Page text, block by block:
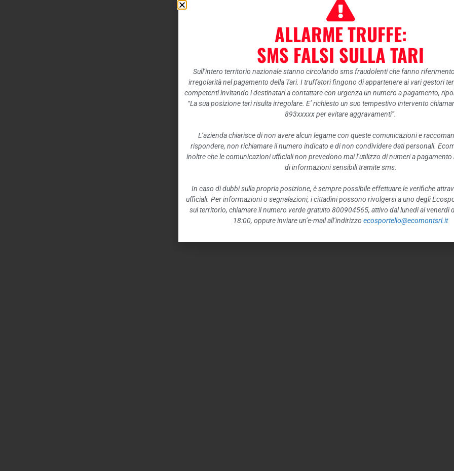
ALLARME TRUFFE:
SMS FALSI SULLA TARI
Sull’intero territorio nazionale stanno circolando sms fraudolenti che fanno
irregolarità nel pagamento della Tari. I truffatori fingono di appartenere ai vari gestori
competenti invitando i destinatari a contattare con urgenza un numero a pagamento,
“La sua posizione tari risulta irregolare. E’ richiesto un suo tempestivo intervento
893xxxxx per evitare aggravamenti”.
L’azienda chiarisce di non avere alcun legame con queste comunicazioni e
rispondere, non richiamare il numero indicato e di non condividere dati personali.
inoltre che le comunicazioni ufficiali non prevedono mai l’utilizzo di numeri a pagamento
di informazioni sensibili tramite sms.
In caso di dubbi sulla propria posizione, è sempre possibile effettuare le verifiche
ufficiali. Per informazioni o segnalazioni, i cittadini possono rivolgersi a uno degli
sul territorio, chiamare il numero verde gratuito 800904565, attivo dal lunedì al venerdì
18:00, oppure inviare un’e-mail all’indirizzo ecosportello@ecomontsrl.it